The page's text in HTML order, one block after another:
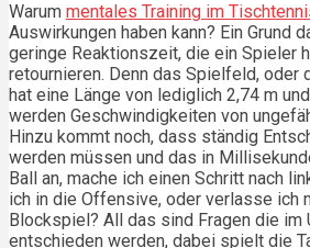
Warum mentales Training im
Auswirkungen haben kann? Ein Grund
geringe Reaktionszeit, die ein Spieler
retournieren. Denn das Spielfeld, oder
hat eine Länge von lediglich 2,74 m
werden Geschwindigkeiten von
Hinzu kommt noch, dass ständig
werden müssen und das in
Ball an, mache ich einen Schritt nach
ich in die Offensive, oder verlasse ich
Blockspiel? All das sind Fragen die
entschieden werden, dabei spielt die